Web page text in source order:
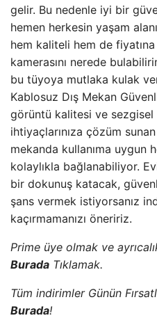
gelir. Bu nedenle iyi bir
hemen herkesin yaşam
hem kaliteli hem de
kamerasını nerede
bu tüyoya mutlaka kulak
Kablosuz Dış Mekan
görüntü kalitesi ve
ihtiyaçlarınıza çözüm
mekanda kullanıma uygun
kolaylıkla bağlanabiliyor.
bir dokunuş katacak,
şans vermek istiyorsanız
kaçırmamanızı öneririz.
Prime üye olmak ve
Burada Tıklamak.
Tüm indirimler Günün
Burada!